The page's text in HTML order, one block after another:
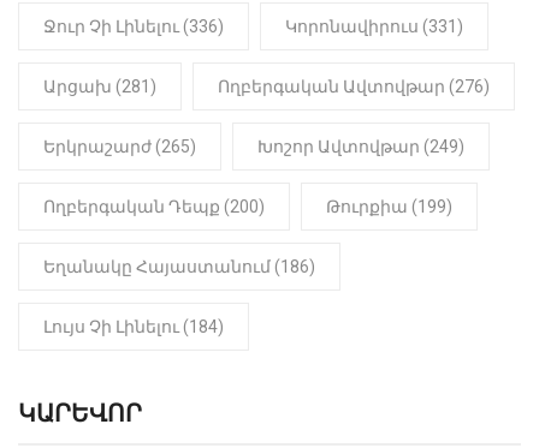
մարմինը
Ջուր Չի Լինելու (336) Կորոնավիրուս (331)
Արցախ (281) Ողբերգական Ավտովթար (276)
Երկրաշարժ (265) Խոշոր Ավտովթար (249)
Ողբերգական Դեպք (200) Թուրքիա (199)
Եղանակը Հայաստանում (186)
Լույս Չի Լինելու (184)
ԿԱՐԵՎՈՐ